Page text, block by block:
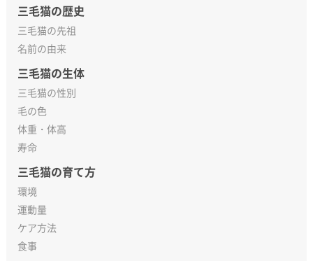
三毛猫の歴史
三毛猫の先祖
名前の由来
三毛猫の生体
三毛猫の性別
毛の色
体重・体高
寿命
三毛猫の育て方
環境
運動量
ケア方法
食事